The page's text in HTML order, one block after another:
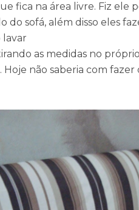
fica na área livre. Fiz ele
do sofá, além disso eles
lavar
as medidas no
não saberia com